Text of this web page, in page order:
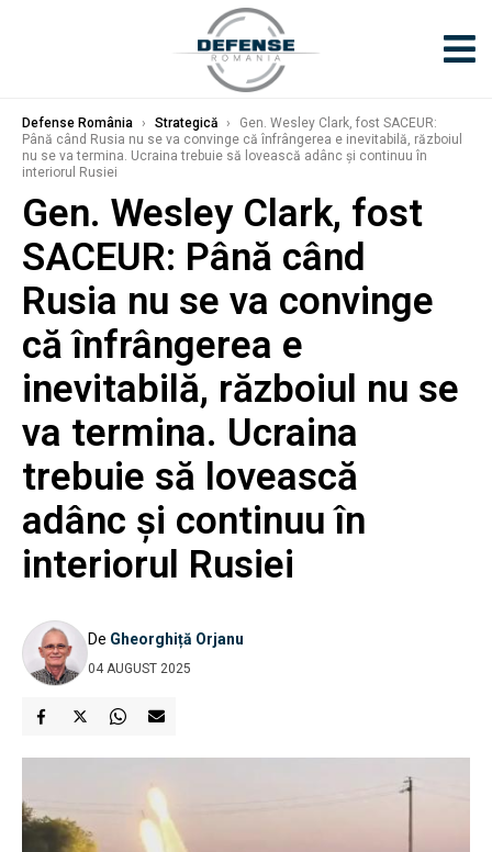
Defense România › Strategică ›
Gen. Wesley Clark, fost SACEUR:
Până când Rusia nu se va convinge că înfrângerea e inevitabilă, războiul
nu se va termina. Ucraina trebuie să lovească adânc și continuu în
interiorul Rusiei
Gen. Wesley Clark, fost
SACEUR: Până când
Rusia nu se va convinge
că înfrângerea e
inevitabilă, războiul nu se
va termina. Ucraina
trebuie să lovească
adânc și continuu în
interiorul Rusiei
De Gheorghiță Orjanu
04 AUGUST 2025